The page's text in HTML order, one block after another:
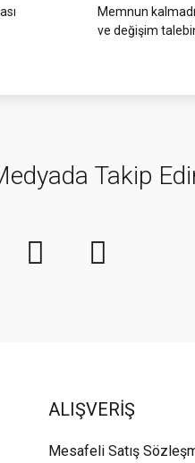
Memnun
ve değişim
Takip
ALIŞVERİŞ
Mesafeli Satış